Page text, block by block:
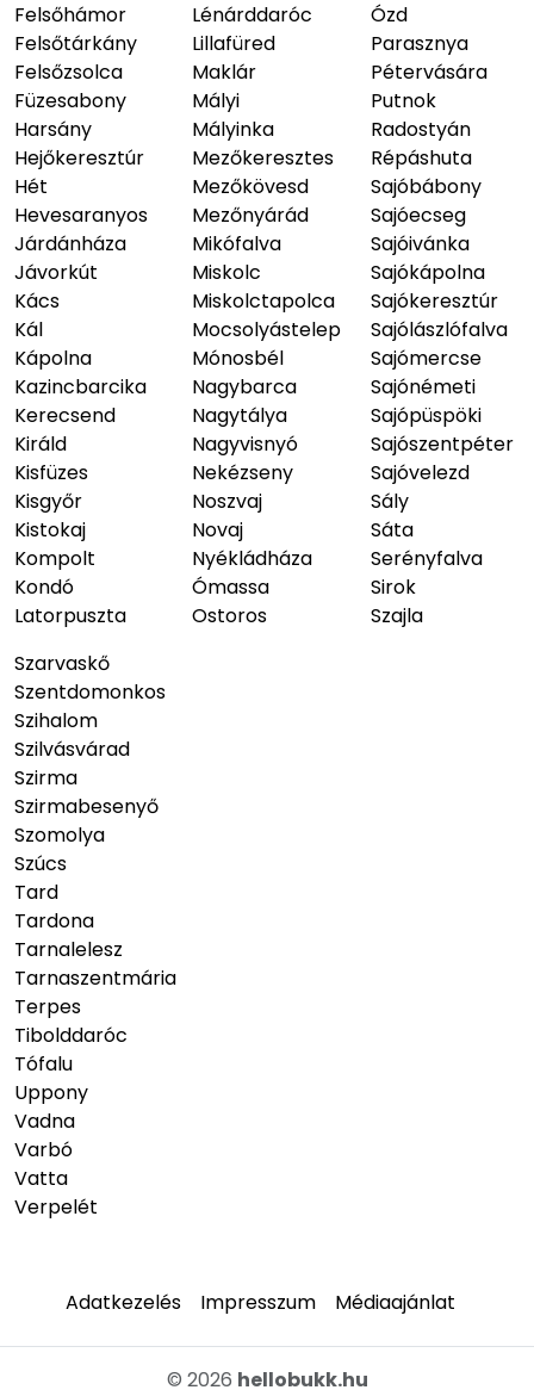
Felsőhámor
Felsőtárkány
Felsőzsolca
Füzesabony
Harsány
Hejőkeresztúr
Hét
Hevesaranyos
Járdánháza
Jávorkút
Kács
Kál
Kápolna
Kazincbarcika
Kerecsend
Királd
Kisfüzes
Kisgyőr
Kistokaj
Kompolt
Kondó
Latorpuszta
Lénárddaróc
Lillafüred
Maklár
Mályi
Mályinka
Mezőkeresztes
Mezőkövesd
Mezőnyárád
Mikófalva
Miskolc
Miskolctapolca
Mocsolyástelep
Mónosbél
Nagybarca
Nagytálya
Nagyvisnyó
Nekézseny
Noszvaj
Novaj
Nyékládháza
Ómassa
Ostoros
Ózd
Parasznya
Pétervására
Putnok
Radostyán
Répáshuta
Sajóbábony
Sajóecseg
Sajóivánka
Sajókápolna
Sajókeresztúr
Sajólászlófalva
Sajómercse
Sajónémeti
Sajópüspöki
Sajószentpéter
Sajóvelezd
Sály
Sáta
Serényfalva
Sirok
Szajla
Szarvaskő
Szentdomonkos
Szihalom
Szilvásvárad
Szirma
Szirmabesenyő
Szomolya
Szúcs
Tard
Tardona
Tarnalelesz
Tarnaszentmária
Terpes
Tibolddaróc
Tófalu
Uppony
Vadna
Varbó
Vatta
Verpelét
Adatkezelés Impresszum Médiaajánlat
© 2026 hellobukk.hu